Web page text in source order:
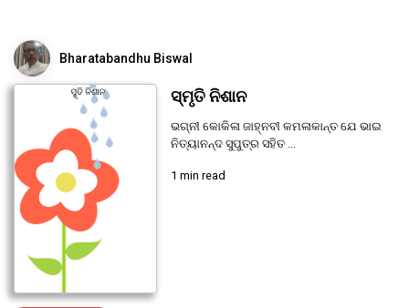
Bharatabandhu Biswal
ସ୍ମୃତି ନିଶାନ
ଭଗ୍ନୀ କୋକିଳା ଜାହ୍ନବୀ କମଳାକାନ୍ତ ଯେ ଭାଇ
ନିତ୍ୟାନନ୍ଦ ସୁପୁତ୍ର ସହିତ ...
1 min read